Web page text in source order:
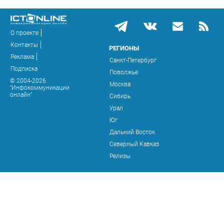
О проекте
Контакты
Реклама
Подписка
© 2004-2026
"Инфокоммуникации
онлайн"
РЕГИОНЫ
Санкт-Петербург
Поволжье
Москва
Сибирь
Урал
Юг
Дальний Восток
Северный Кавказ
Релизы